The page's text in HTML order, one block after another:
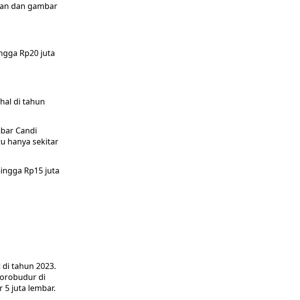
dan gambar
Rp20 juta
di tahun
Candi
hanya sekitar
Rp15 juta
tahun 2023.
di
5 juta lembar.